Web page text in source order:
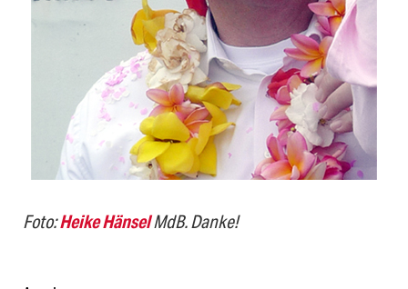
Foto:Heike HänselMdB. Danke!